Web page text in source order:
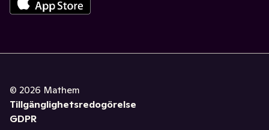
© 2026 Mathem
Tillgänglighetsredogörelse
GDPR